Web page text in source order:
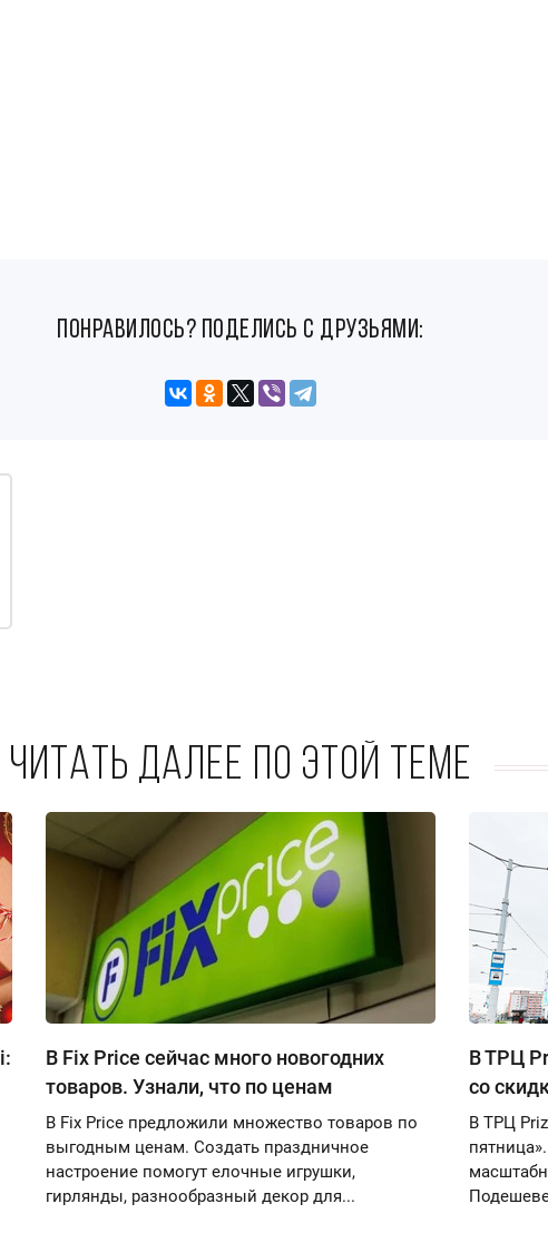
понравилось? поделись с друзьями:
Читать далее по этой теме
В Fix Price сейчас много новогодних
товаров. Узнали, что по ценам
В Fix Price предложили множество товаров по
выгодным ценам. Создать праздничное
настроение помогут елочные игрушки,
гирлянды, разнообразный декор для...
В ТРЦ
со
В ТРЦ